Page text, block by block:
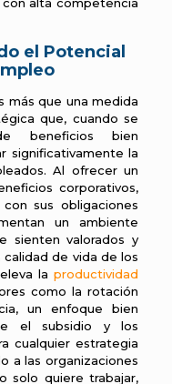
el Potencial
más que una medida
que, cuando se
beneficios bien
significativamente la
Al ofrecer un
corporativos,
sus obligaciones
un ambiente
sienten valorados y
de vida de los
la productividad
como la rotación
un enfoque bien
el subsidio y los
cualquier estrategia
a las organizaciones
solo quiere trabajar,